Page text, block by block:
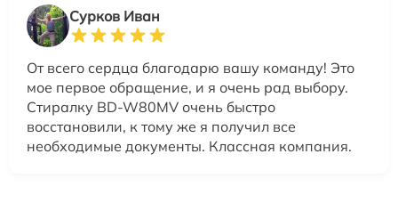
Сурков Иван
От всего сердца благодарю вашу команду! Это
мое первое обращение, и я очень рад выбору.
Стиралку BD-W80MV очень быстро
восстановили, к тому же я получил все
необходимые документы. Классная компания.